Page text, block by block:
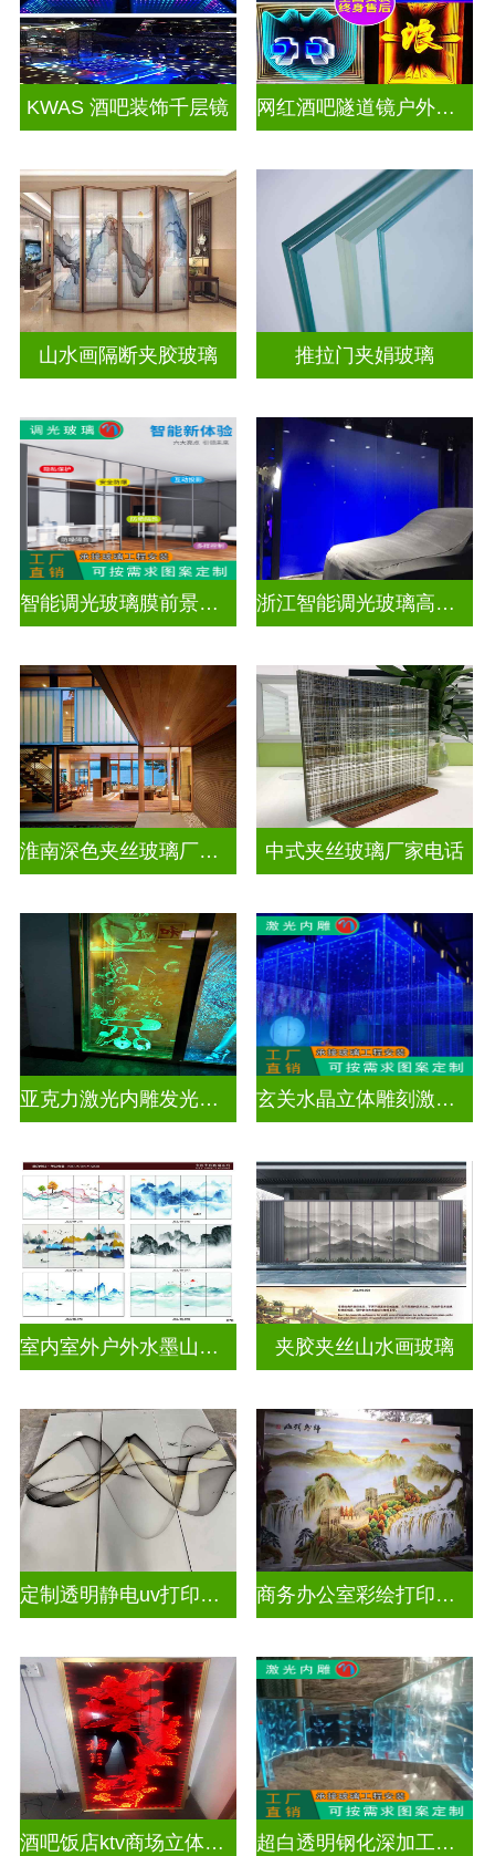
KWAS 酒吧装饰千层镜 网红酒吧隧道镜户外门头招牌千层镜深渊镜
山水画隔断夹胶玻璃 推拉门夹娟玻璃
智能调光玻璃膜前景如何 浙江智能调光玻璃高隔间拆装
淮南深色夹丝玻璃厂家地址 中式夹丝玻璃厂家电话
亚克力激光内雕发光通电玻璃 玄关水晶立体雕刻激光内雕发光玻璃背景墙
室内室外户外水墨山水画玻璃 夹胶夹丝山水画玻璃
定制透明静电uv打印玻璃 商务办公室彩绘打印玻璃
酒吧饭店ktv商场立体激光内雕屏风 超白透明钢化深加工激光内雕精雕